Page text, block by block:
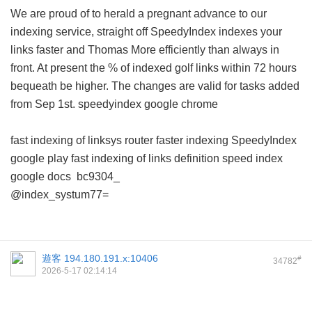
We are proud of to herald a pregnant advance to our
indexing service, straight off SpeedyIndex indexes your
links faster and Thomas More efficiently than always in
front. At present the % of indexed golf links within 72 hours
bequeath be higher. The changes are valid for tasks added
from Sep 1st. speedyindex google chrome
fast indexing of linksys router faster indexing SpeedyIndex
google play fast indexing of links definition speed index
google docs bc9304_
@index_systum77=
34782#
遊客 194.180.191.x:10406
2026-5-17 02:14:14